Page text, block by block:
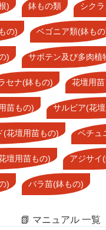
) 鉢もの類 シク
の) ベゴニア類(鉢も
) サボテン及び多肉植
セナ(鉢もの) 花壇用
苗もの) サルビア(花
(花壇用苗もの) ペチュ
壇用苗もの) アジサイ
) バラ苗(鉢もの)
📗 マニュアル 一覧